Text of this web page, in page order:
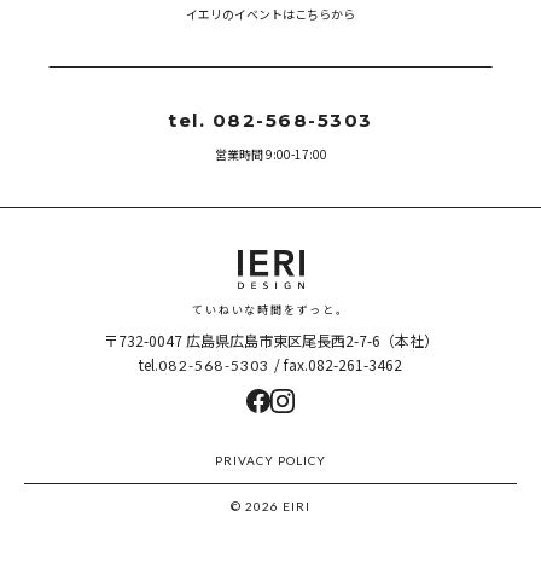
イエリのイベントはこちらから
tel. 082-568-5303
営業時間 9:00-17:00
ていねいな時間をずっと。
〒732-0047広島県広島市東区尾長西2-7-6（本社）
tel.082-568-5303 / fax.082-261-3462
PRIVACY POLICY
© 2026 EIRI